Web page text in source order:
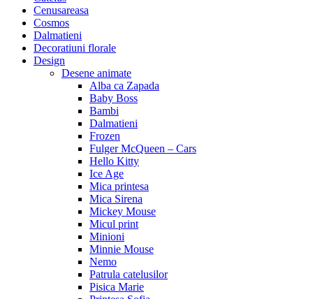
Cenusareasa
Cosmos
Dalmatieni
Decoratiuni florale
Design
Desene animate
Alba ca Zapada
Baby Boss
Bambi
Dalmatieni
Frozen
Fulger McQueen – Cars
Hello Kitty
Ice Age
Mica printesa
Mica Sirena
Mickey Mouse
Micul print
Minioni
Minnie Mouse
Nemo
Patrula catelusilor
Pisica Marie